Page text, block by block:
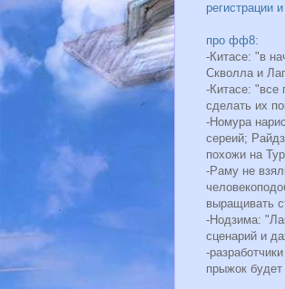
регистрации
про фф8:
-Китасе: "в
Скволла и
-Китасе: "все
сделать их
-Номура
сереий;
похожи на
-Раму не
выращивать
-Нодзима:
сценарий и
-
прыжок